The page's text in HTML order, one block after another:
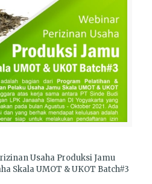
Usaha Produksi Jamu
Skala UMOT & UKOT Batch#3